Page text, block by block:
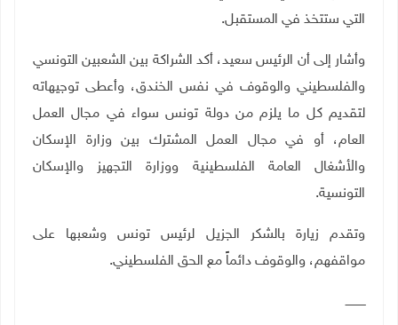
التي ستتخذ في المستقبل.
وأشار إلى أن الرئيس سعيد، أكد الشراكة بين الشعبين التونسي
والفلسطيني والوقوف في نفس الخندق، وأعطى توجيهاته
لتقديم كل ما يلزم من دولة تونس سواء في مجال العمل
العام، أو في مجال العمل المشترك بين وزارة الإسكان
والأشغال العامة الفلسطينية ووزارة التجهيز والإسكان
التونسية.
وتقدم زيارة بالشكر الجزيل لرئيس تونس وشعبها على
مواقفهم، والوقوف دائماً مع الحق الفلسطيني.
ـــــــــــ